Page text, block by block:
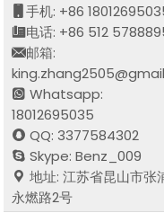
手机: +86
电话: +86 512
邮箱:
Whatsapp:
18012695035
QQ: 3377584302
Skype: Benz_009
地址: 江苏省昆山市张
永燃路2号